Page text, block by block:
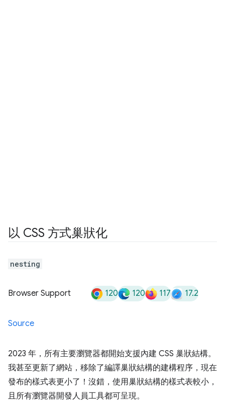
以 CSS 方式巢狀化
nesting
Browser Support 120 120 117 17.2
Source
2023 年，所有主要瀏覽器都開始支援內建 CSS 巢狀結構。
我甚至更新了網站，移除了編譯巢狀結構的建構程序，現在
發布的樣式表更小了！沒錯，使用巢狀結構的樣式表較小，
且所有瀏覽器開發人員工具都可呈現。